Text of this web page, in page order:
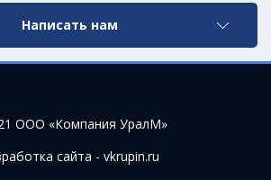
Написать нам
ООО «Компания УралМ»
сайта - vkrupin.ru